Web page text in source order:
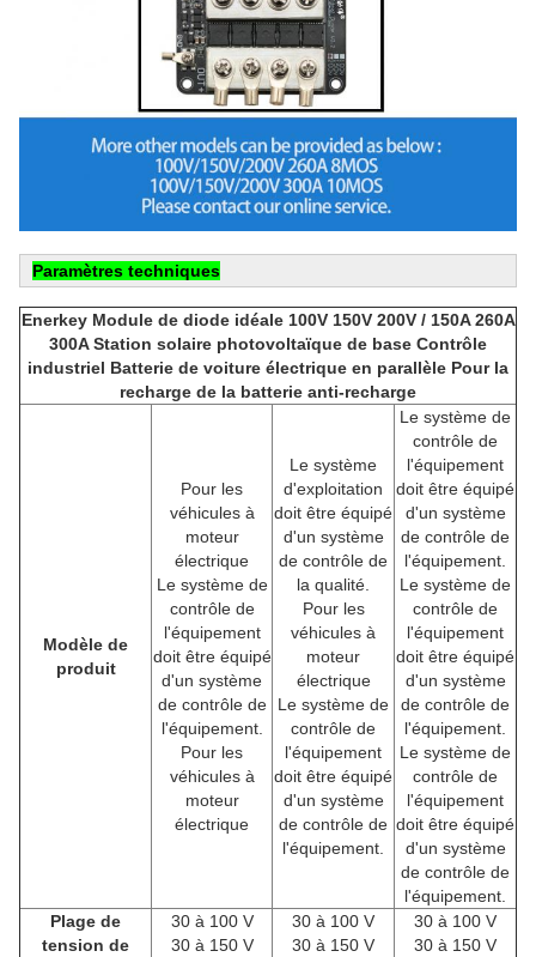
Paramètres techniques
Enerkey Module de diode idéale 100V 150V 200V / 150A 260A
300A Station solaire photovoltaïque de base Contrôle
industriel Batterie de voiture électrique en parallèle Pour la
recharge de la batterie anti-recharge
Modèle de
produit
Pour les
véhicules à
moteur
électrique
Le système de
contrôle de
l'équipement
doit être équipé
d'un système
de contrôle de
l'équipement.
Pour les
véhicules à
moteur
électrique
Le système
d'exploitation
doit être équipé
d'un système
de contrôle de
la qualité.
Pour les
véhicules à
moteur
électrique
Le système de
contrôle de
l'équipement
doit être équipé
d'un système
de contrôle de
l'équipement.
Le système de
contrôle de
l'équipement
doit être équipé
d'un système
de contrôle de
l'équipement.
Le système de
contrôle de
l'équipement
doit être équipé
d'un système
de contrôle de
l'équipement.
Le système de
contrôle de
l'équipement
doit être équipé
d'un système
de contrôle de
l'équipement.
Plage de
tension de
30 à 100 V
30 à 150 V
30 à 100 V
30 à 150 V
30 à 100 V
30 à 150 V